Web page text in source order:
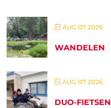
AUG 07 2026
WANDELEN
AUG 07 2026
DUO-FIETSEN